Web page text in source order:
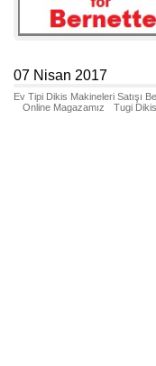
07 Nisan 2017
Ev Tipi Dikis Makineleri Satışı
Online Magazamız
Tugi